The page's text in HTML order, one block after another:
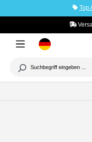
Top
Versandkosten